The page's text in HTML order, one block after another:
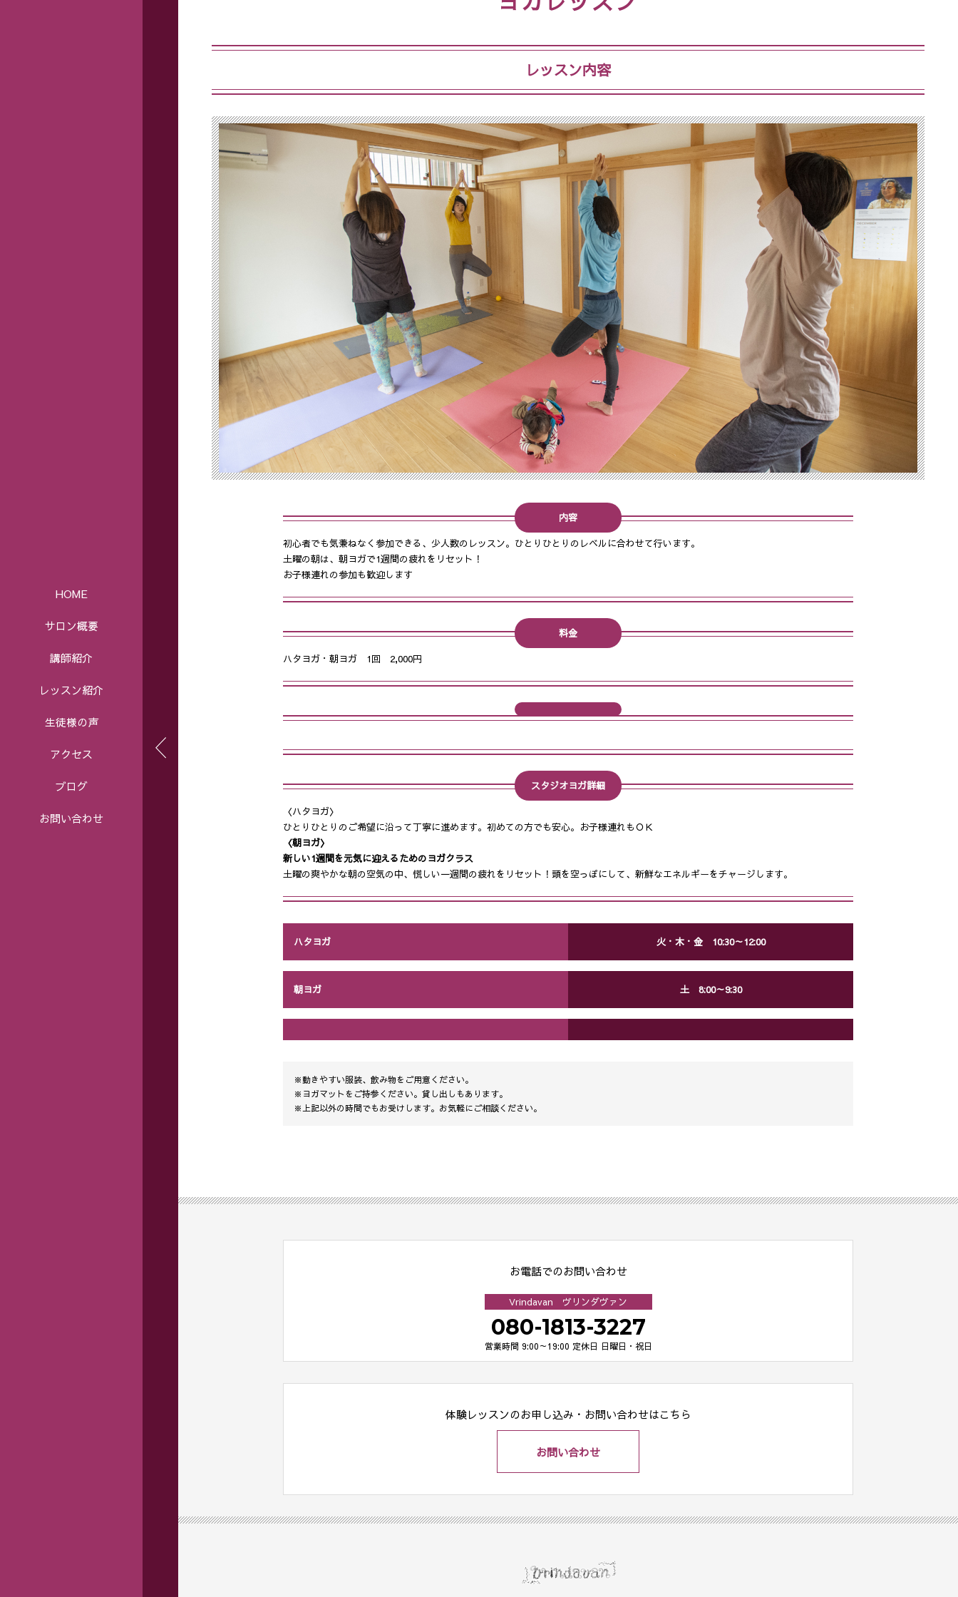
HOME
サロン概要
講師紹介
レッスン紹介
生徒様の声
アクセス
ブログ
お問い合わせ
レッスン内容
内容
初心者でも気兼ねなく参加できる、少人数のレッスン。ひとりひとりのレベルに合わせて行います。
土曜の朝は、朝ヨガで1週間の疲れをリセット！
お子様連れの参加も歓迎します
料金
ハタヨガ・朝ヨガ 1回 2,000円
スタジオヨガ詳細
〈ハタヨガ〉
ひとりひとりのご希望に沿って丁寧に進めます。初めての方でも安心。お子様連れもＯＫ
〈朝ヨガ〉
新しい1週間を元気に迎えるためのヨガクラス
土曜の爽やかな朝の空気の中、慌しい一週間の疲れをリセット！頭を空っぽにして、新鮮なエネルギーをチャージします。
ハタヨガ 火・木・金 10:30～12:00
朝ヨガ 土 8:00～9:30
※動きやすい服装、飲み物をご用意ください。
※ヨガマットをご持参ください。貸し出しもあります。
※上記以外の時間でもお受けします。お気軽にご相談ください。
お電話でのお問い合わせ
Vrindavan ヴリンダヴァン
080-1813-3227
営業時間 9:00～19:00 定休日 日曜日・祝日
体験レッスンのお申し込み・ お問い合わせはこちら
お問い合わせ